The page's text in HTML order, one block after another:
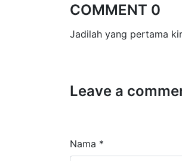
COMMENT 0
Jadilah yang pertama
Leave a
Nama *